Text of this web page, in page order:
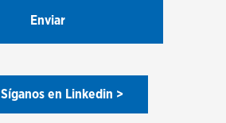
Síganos en Linkedin >